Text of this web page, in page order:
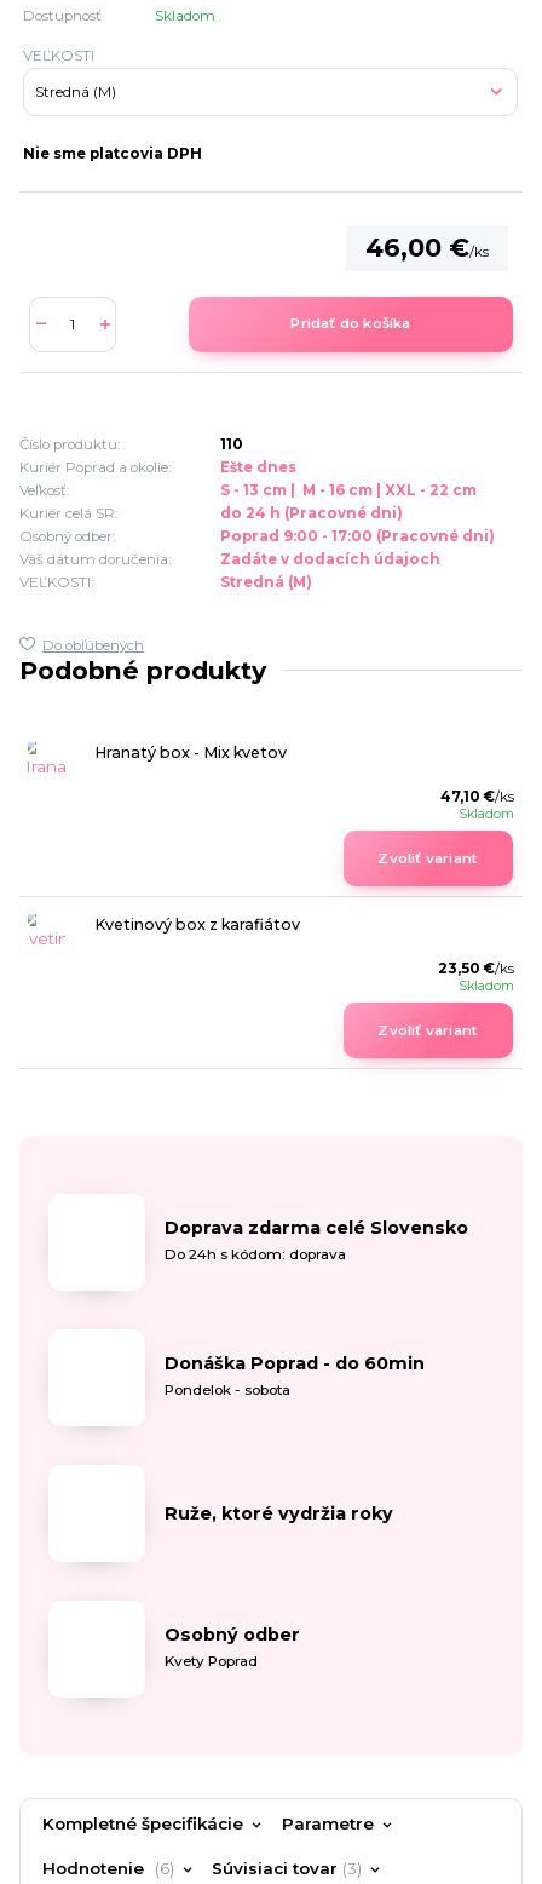
Dostupnosť Skladom
VEĽKOSTI
Nie sme platcovia DPH
46,00 €/ks
Pridať do košíka
Číslo produktu:
110
Kuriér Poprad a okolie:
Ešte dnes
Veľkosť:
S - 13 cm | M - 16 cm | XXL - 22 cm
Kuriér celá SR:
do 24 h (Pracovné dni)
Osobný odber:
Poprad 9:00 - 17:00 (Pracovné dni)
Váš dátum doručenia:
Zadáte v dodacích údajoch
VEĽKOSTI:
Stredná (M)
Do obľúbených
Podobné produkty
Hranatý box - Mix kvetov
47,10 €/ks
Skladom
Zvoliť variant
Kvetinový box z karafiátov
23,50 €/ks
Skladom
Zvoliť variant
Doprava zdarma celé Slovensko
Do 24h s kódom: doprava
Donáška Poprad - do 60min
Pondelok - sobota
Ruže, ktoré vydržia roky
Osobný odber
Kvety Poprad
Kompletné špecifikácie Parametre
Hodnotenie 6 Súvisiaci tovar 3